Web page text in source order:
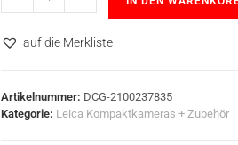
auf die Merkliste
Artikelnummer: DCG-2100237835
Kategorie: Leica Kompaktkameras + Zubehör